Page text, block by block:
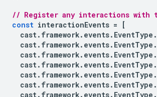
// Register any interactions with
const interactionEvents =
[
cast. framework. events. EventType .
cast. framework. events. EventType .
cast. framework. events. EventType .
cast. framework. events. EventType .
cast. framework. events. EventType .
cast. framework. events. EventType .
cast. framework. events. EventType .